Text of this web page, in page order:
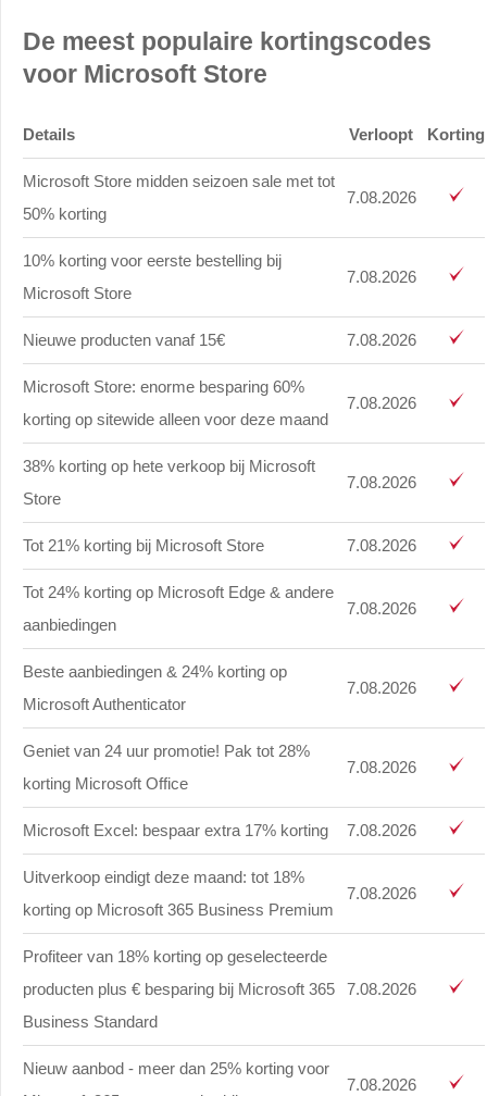
De meest populaire kortingscodes
voor Microsoft Store
Details Verloopt Korting
Microsoft Store midden seizoen sale met tot
50% korting
7.08.2026
10% korting voor eerste bestelling bij
Microsoft Store
7.08.2026
Nieuwe producten vanaf 15€ 7.08.2026
Microsoft Store: enorme besparing 60%
korting op sitewide alleen voor deze maand
7.08.2026
38% korting op hete verkoop bij Microsoft
Store
7.08.2026
Tot 21% korting bij Microsoft Store 7.08.2026
Tot 24% korting op Microsoft Edge & andere
aanbiedingen
7.08.2026
Beste aanbiedingen & 24% korting op
Microsoft Authenticator
7.08.2026
Geniet van 24 uur promotie! Pak tot 28%
korting Microsoft Office
7.08.2026
Microsoft Excel: bespaar extra 17% korting 7.08.2026
Uitverkoop eindigt deze maand: tot 18%
korting op Microsoft 365 Business Premium
7.08.2026
Profiteer van 18% korting op geselecteerde
producten plus € besparing bij Microsoft 365
Business Standard
7.08.2026
Nieuw aanbod - meer dan 25% korting voor
7.08.2026